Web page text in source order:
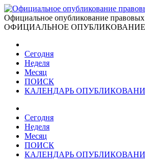
Официальное опубликование правовых
ОФИЦИАЛЬНОЕ ОПУБЛИКОВАНИЕ
Сегодня
Неделя
Месяц
ПОИСК
КАЛЕНДАРЬ
Сегодня
Неделя
Месяц
ПОИСК
КАЛЕНДАРЬ